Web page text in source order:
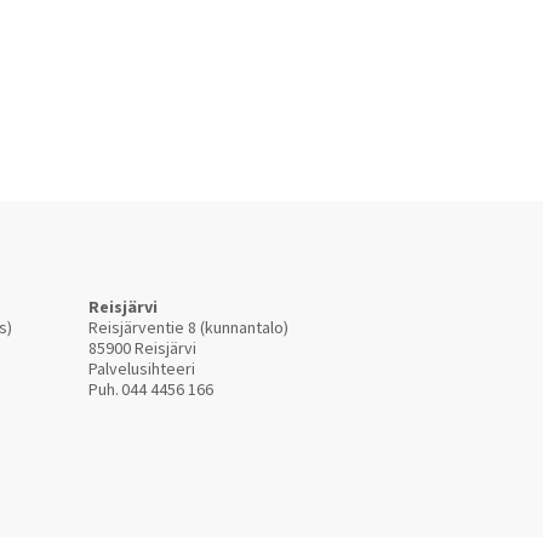
Reisjärvi
Reisjärventie 8 (kunnantalo)
85900 Reisjärvi
Palvelusihteeri
Puh.044 4456 166